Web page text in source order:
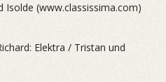
Isolde (www.classissima.com)
Elektra / Tristan und